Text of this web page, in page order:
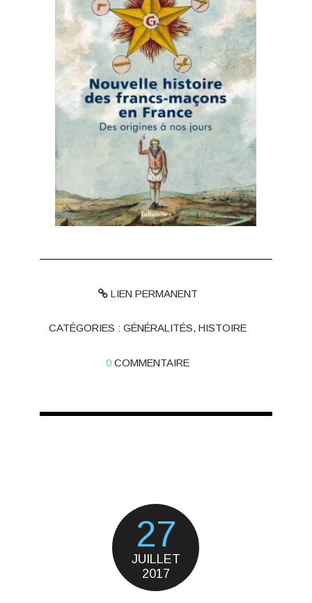
LIEN PERMANENT
CATÉGORIES :GÉNÉRALITÉS,HISTOIRE
0 COMMENTAIRE
27
JUILLET
2017